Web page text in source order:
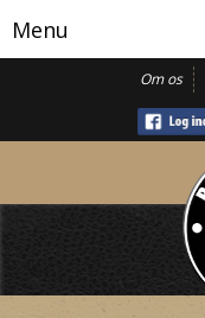
Om os
Menu